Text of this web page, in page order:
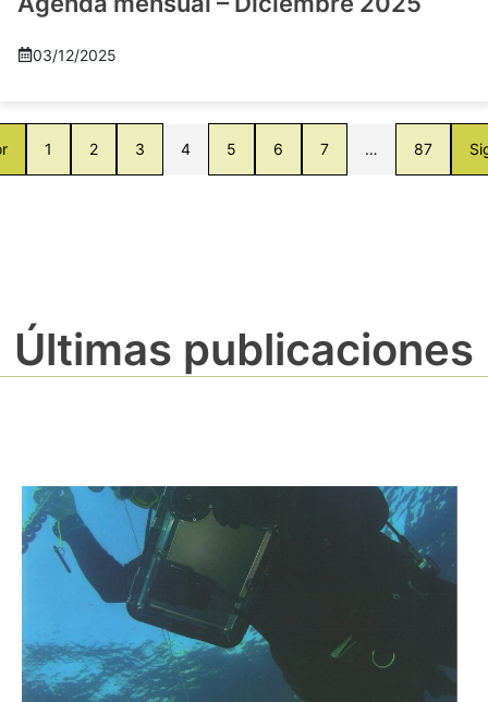
03/12/2025
1 2 3 4 5 6 7 … 87
Últimas publicaciones